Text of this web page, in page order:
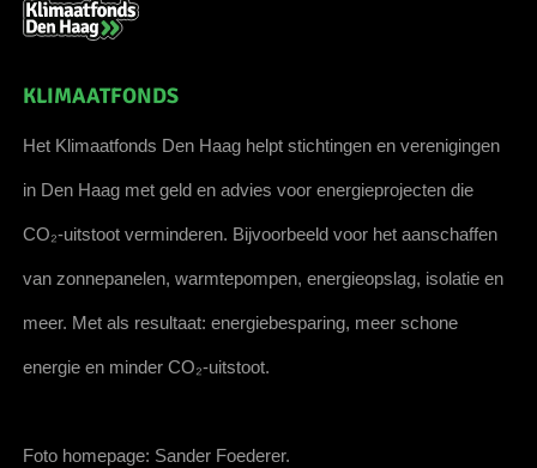
KLIMAATFONDS
Het Klimaatfonds Den Haag helpt stichtingen en verenigingen
in Den Haag met geld en advies voor energieprojecten die
CO₂-uitstoot verminderen. Bijvoorbeeld voor het aanschaffen
van zonnepanelen, warmtepompen, energieopslag, isolatie en
meer. Met als resultaat: energiebesparing, meer schone
energie en minder CO₂-uitstoot.
Foto homepage: Sander Foederer.